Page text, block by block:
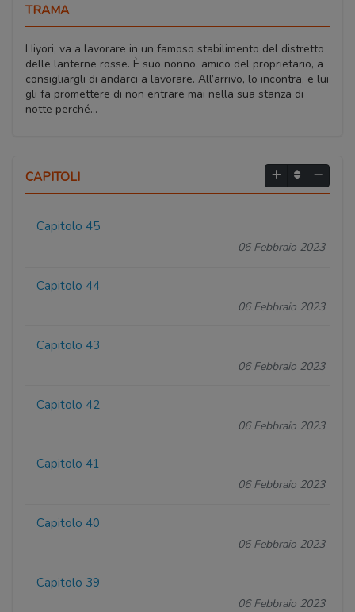
TRAMA
Hiyori, va a lavorare in un famoso stabilimento del distretto
delle lanterne rosse. È suo nonno, amico del proprietario, a
consigliargli di andarci a lavorare. All’arrivo, lo incontra, e lui
gli fa promettere di non entrare mai nella sua stanza di
notte perché…
CAPITOLI
Capitolo 45
06 Febbraio 2023
Capitolo 44
06 Febbraio 2023
Capitolo 43
06 Febbraio 2023
Capitolo 42
06 Febbraio 2023
Capitolo 41
06 Febbraio 2023
Capitolo 40
06 Febbraio 2023
Capitolo 39
06 Febbraio 2023